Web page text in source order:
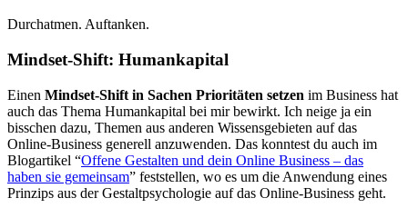
Durchatmen. Auftanken.
Mindset-Shift: Humankapital
Einen Mindset-Shift in Sachen Prioritäten setzen im Business hat
auch das Thema Humankapital bei mir bewirkt. Ich neige ja ein
bisschen dazu, Themen aus anderen Wissensgebieten auf das
Online-Business generell anzuwenden. Das konntest du auch im
Blogartikel “Offene Gestalten und dein Online Business – das
haben sie gemeinsam” feststellen, wo es um die Anwendung eines
Prinzips aus der Gestaltpsychologie auf das Online-Business geht.